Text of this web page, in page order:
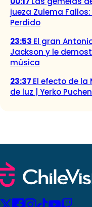
jueza Zulema
Perdido
23:53 El gran
Jackson y le
música
23:37 El efecto de la
de luz | Yerko